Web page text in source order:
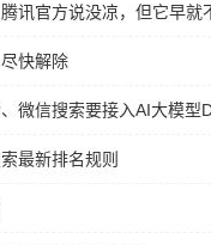
讯官方说没凉，但它早就
快解除
微信搜索要接入AI大模型
最新排名规则